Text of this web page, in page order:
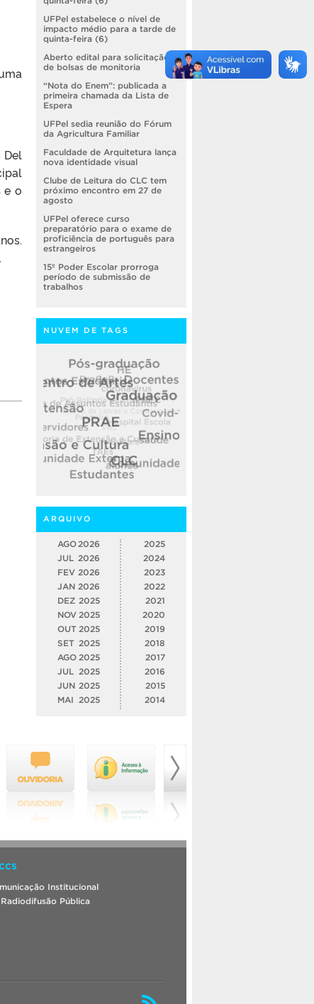
Del
e o
UFPel estabelece o nível de
impacto médio para a tarde de
quinta-feira (6)
Aberto edital para solicitação
de bolsas de monitoria
“Nota do Enem”: publicada a
primeira chamada da Lista de
Espera
UFPel sedia reunião do Fórum
da Agricultura Familiar
Faculdade de Arquitetura lança
nova identidade visual
Clube de Leitura do CLC tem
próximo encontro em 27 de
agosto
UFPel oferece curso
preparatório para o exame de
proficiência de português para
estrangeiros
15º Poder Escolar prorroga
período de submissão de
trabalhos
NUVEM DE TAGS
ARQUIVO
AGO 2026
JUL 2026
FEV 2026
JAN 2026
DEZ 2025
NOV 2025
OUT 2025
SET 2025
AGO 2025
JUL
2025
JUN 2025
MAI
2025
2025
2024
2023
2022
2021
2020
2019
2018
2017
2016
2015
2014
Institucional
Pública